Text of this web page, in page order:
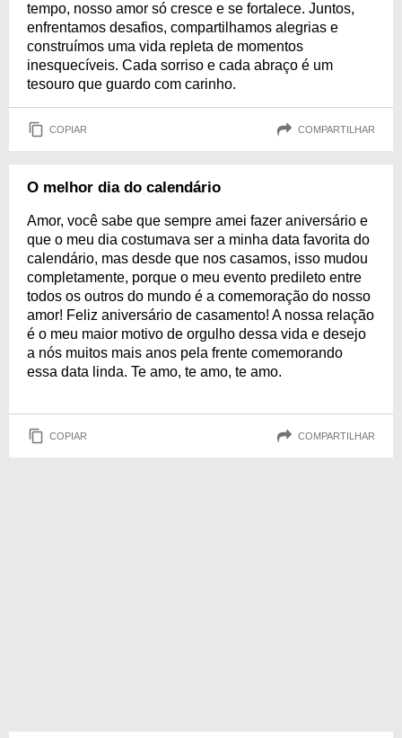
tempo, nosso amor só cresce e se fortalece. Juntos,
enfrentamos desafios, compartilhamos alegrias e
construímos uma vida repleta de momentos
inesquecíveis. Cada sorriso e cada abraço é um
tesouro que guardo com carinho.
COPIAR COMPARTILHAR
O melhor dia do calendário
Amor, você sabe que sempre amei fazer aniversário e
que o meu dia costumava ser a minha data favorita do
calendário, mas desde que nos casamos, isso mudou
completamente, porque o meu evento predileto entre
todos os outros do mundo é a comemoração do nosso
amor! Feliz aniversário de casamento! A nossa relação
é o meu maior motivo de orgulho dessa vida e desejo
a nós muitos mais anos pela frente comemorando
essa data linda. Te amo, te amo, te amo.
COPIAR COMPARTILHAR